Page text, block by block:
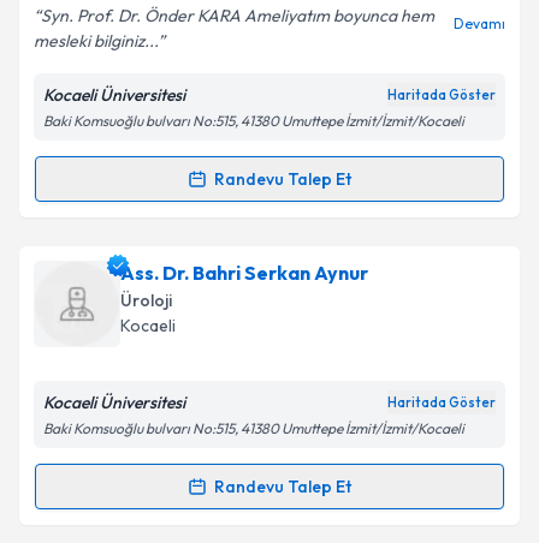
Kişisel verilerimin işlenmesine ilişkin
Aydınlatma
Metni'ni okudum ve kişisel verilerimin belirtilen
kapsamda işlenmesini kabul ediyorum.
Syn. Prof. Dr. Önder KARA Ameliyatım boyunca hem
mesleki bilginiz...
Devamı
Kocaeli Üniversitesi Haritada Göster
Baki Komsuoğlu bulvarı No:515, 41380 Umuttepe İzmit/İzmit/Kocaeli
Randevu Talep Et
Randevu Takvimi Talebi
Dr. Cüneyd Özkürkçügiliçin randevu takvimi talebi
oluşturun. Size bu uzmandan randevu almanız için bir
takvim hazırlandığında e-posta ile bilgilendireceğiz.
Kişisel verilerimin işlenmesine ilişkin
Metni'ni okudum ve kişisel verilerimin belirtilen
Ass. Dr. Bahri Serkan Aynur
Üroloji
Kocaeli
Kocaeli Üniversitesi Haritada Göster
Baki Komsuoğlu bulvarı No:515, 41380 Umuttepe İzmit/İzmit/Kocaeli
Randevu Talep Et
Randevu Takvimi Talebi